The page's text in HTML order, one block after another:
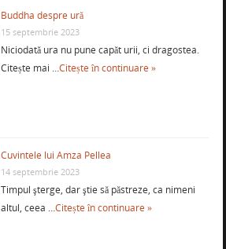
Buddha despre ură
15 septembrie 2023
Niciodată ura nu pune capăt urii, ci dragostea.
Citește mai …Citește în continuare »
Cuvintele lui Amza Pellea
14 septembrie 2023
Timpul şterge, dar ştie să păstreze, ca nimeni
altul, ceea …Citește în continuare »